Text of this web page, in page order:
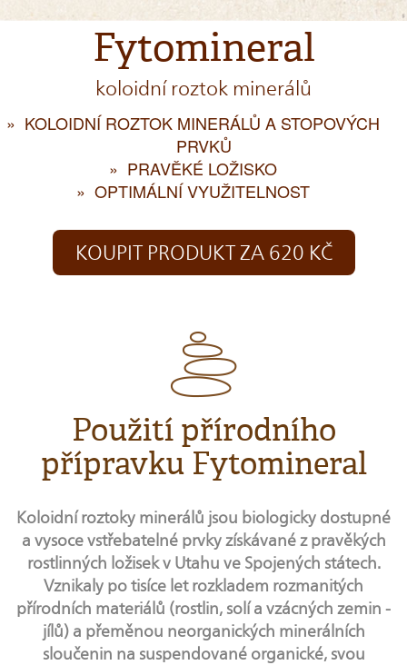
Fytomineral
koloidní roztok minerálů
KOLOIDNÍ ROZTOK MINERÁLŮ A STOPOVÝCH
PRVKŮ
PRAVĚKÉ LOŽISKO
OPTIMÁLNÍ VYUŽITELNOST
KOUPIT PRODUKT ZA 620 KČ
Použití přírodního
přípravku Fytomineral
Koloidní roztoky minerálů jsou biologicky dostupné
a vysoce vstřebatelné prvky získávané z pravěkých
rostlinných ložisek v Utahu ve Spojených státech.
Vznikaly po tisíce let rozkladem rozmanitých
přírodních materiálů (rostlin, solí a vzácných zemin -
jílů) a přeměnou neorganických minerálních
sloučenin na suspendované organické, svou